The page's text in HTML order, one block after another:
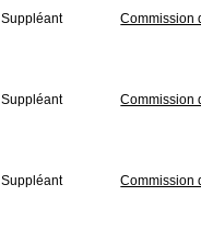
Suppléant Commission
Suppléant Commission
Suppléant Commission